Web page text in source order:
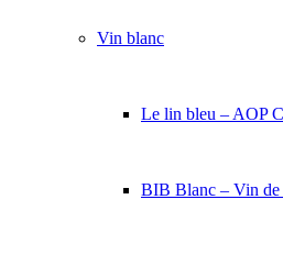
Vin blanc
Le lin bleu – AOP
BIB Blanc – Vin de